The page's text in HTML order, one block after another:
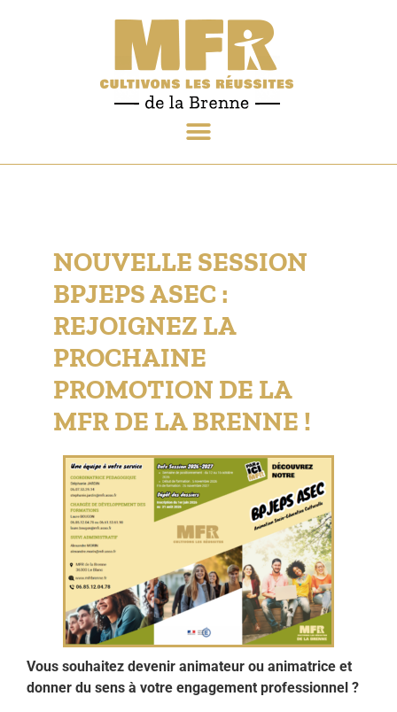
NOUVELLE SESSION
BPJEPS ASEC :
REJOIGNEZ LA
PROCHAINE
PROMOTION DE LA
MFR DE LA BRENNE !
Vous souhaitez devenir animateur ou animatrice et
donner du sens à votre engagement professionnel ?